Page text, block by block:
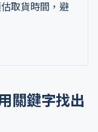
取貨時間，避
關鍵字找出